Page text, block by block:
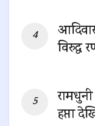
विरुद्ध
हप्ता